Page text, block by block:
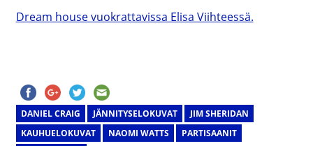
Dream house vuokrattavissa Elisa Viihteessä.
DANIEL CRAIG JÄNNITYSELOKUVAT
JIM SHERIDAN
KAUHUELOKUVAT
NAOMI WATTS
PARTISAANIT